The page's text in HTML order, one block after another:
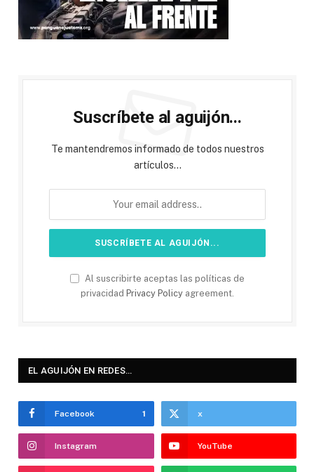
Suscríbete al aguijón...
Te mantendremos informado de todos nuestros
artículos...
Al suscribirte aceptas las políticas de
privacidad Privacy Policy agreement.
EL AGUIJÓN EN REDES…
Facebook 1 x
Instagram YouTube